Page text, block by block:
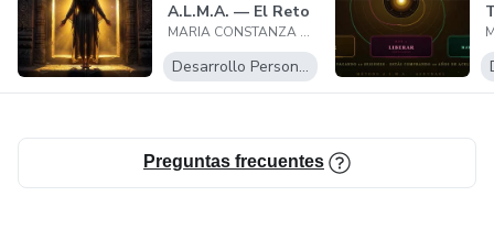
A.L.M.A. — El Reto
de Integración... MARIA CONSTANZA MANTILLA FLOREZ
Desarrollo Personal
Preguntas frecuentes